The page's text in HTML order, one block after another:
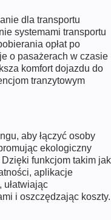
dla transportu
systemami transportu
opłat po
o pasażerach w czasie
komfort dojazdu do
tranzytowym
aby łączyć osoby
ekologiczny
funkcjom takim jak
aplikacje
i oszczędzając koszty.